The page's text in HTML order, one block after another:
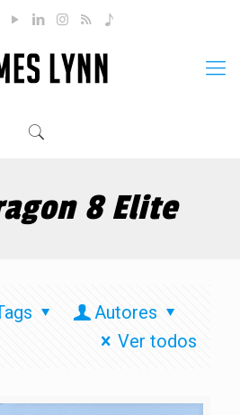
8 Elite
Autores
Ver todos